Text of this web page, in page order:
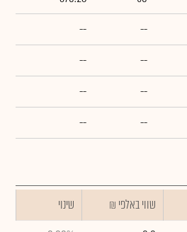
--
--
--
--
--
--
--
--
₪ שווי באלפי
שינוי